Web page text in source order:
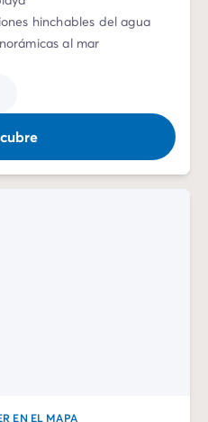
hinchables del agua
al mar
EN EL MAPA